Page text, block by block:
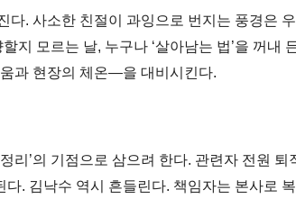
다. 사소한 친절이 과잉으로 번지는 풍경은
지 모르는 날, 누구나 ‘살아남는 법’을 꺼내
과 현장의 체온—을 대비시킨다.
리’의 기점으로 삼으려 한다. 관련자 전원 퇴
. 김낙수 역시 흔들린다. 책임자는 본사로 복